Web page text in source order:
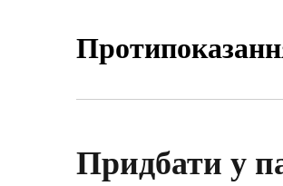
вагітним та під час
Придбати у